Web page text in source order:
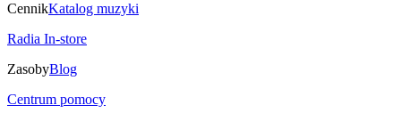
CennikKatalog muzyki
Radia In-store
ZasobyBlog
Centrum pomocy